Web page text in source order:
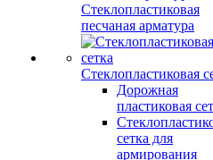
Стеклопластиковая
песчаная арматура
Стеклопластиковая
Дорожная
пластиковая
сетка для
армирования